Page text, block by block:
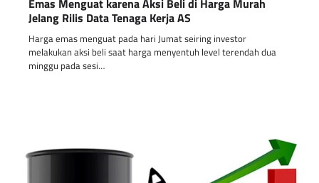
Emas Menguat karena Aksi Beli di Harga Murah
Jelang Rilis Data Tenaga Kerja AS
Harga emas menguat pada hari Jumat seiring investor
melakukan aksi beli saat harga menyentuh level terendah dua
minggu pada sesi…